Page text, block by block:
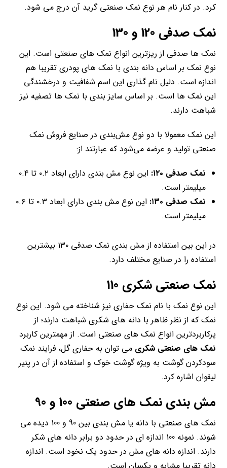
کرد. در کنار نام هر نوع نمک صنعتی گرید آن درج می شود.
نمک صدفی 120 و 130
نمک ها صدفی از ریزترین انواع نمک های صنعتی است. این
نوع نمک بر اساس دانه بندی با نمک های پودری تقریبا هم
اندازه است. دلیل نام گذاری این اسم شفافیت و درخشندگی
این نمک ها است. بر اساس سایز بندی با نمک ها تصفیه نیز
شباهت دارند.
این نمک معمولا با دو نوع مش‌بندی در صنایع فروش نمک
صنعتی تولید و عرضه می‌شود که عبارتند از:
نمک صدفی ۱۲۰:
این نوع مش بندی دارای ابعاد ۰.۲ تا ۰.۴
میلیمتر است.
نمک صدفی ۱۳۰:
این نوع مش بندی دارای ابعاد ۰.۳ تا ۰.۶
میلیمتر است.
در این بین استفاده از مش بندی نمک صدفی ۱۳۰ بیشترین
استفاده را در صنایع مختلف دارد.
نمک صنعتی شکری 110
این نوع نمک با نام نمک حفاری نیز شناخته می شود. این نوع
نمک که از نظر ظاهر با دانه های شکری شباهت دارند؛ از
پرکاربردترین انواع نمک های صنعتی است. از مهمترین کاربرد
نمک های صنعتی شکری می توان به حفاری گل، فرایند نمک
سودکردن گوشت به ویژه گوشت خوک و استفاده از آن در پنیر
لیقوان اشاره کرد.
مش بندی نمک های صنعتی 100 و 90
نمک های صنعتی با دانه یا مش بندی بین 90 و 100 دیده می
شوند. نمونه 100 اندازه ای در حدود دو برابر دانه های شکر
دارند. اندازه دانه های مش در حدود یک نخود است. اندازه